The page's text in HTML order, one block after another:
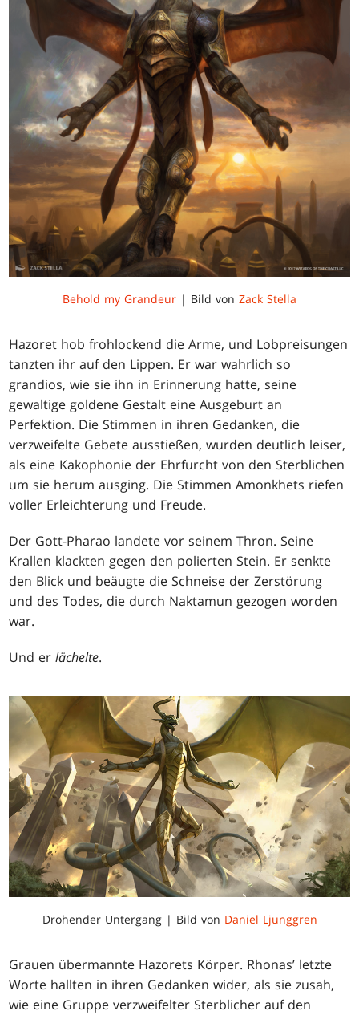
Behold my Grandeur | Bild von Zack Stella
Hazoret hob frohlockend die Arme, und Lobpreisungen
tanzten ihr auf den Lippen. Er war wahrlich so
grandios, wie sie ihn in Erinnerung hatte, seine
gewaltige goldene Gestalt eine Ausgeburt an
Perfektion. Die Stimmen in ihren Gedanken, die
verzweifelte Gebete ausstießen, wurden deutlich leiser,
als eine Kakophonie der Ehrfurcht von den Sterblichen
um sie herum ausging. Die Stimmen Amonkhets riefen
voller Erleichterung und Freude.
Der Gott-Pharao landete vor seinem Thron. Seine
Krallen klackten gegen den polierten Stein. Er senkte
den Blick und beäugte die Schneise der Zerstörung
und des Todes, die durch Naktamun gezogen worden
war.
Und erlächelte.
Drohender Untergang | Bild von Daniel Ljunggren
Grauen übermannte Hazorets Körper. Rhonas’ letzte
Worte hallten in ihren Gedanken wider, als sie zusah,
wie eine Gruppe verzweifelter Sterblicher auf den